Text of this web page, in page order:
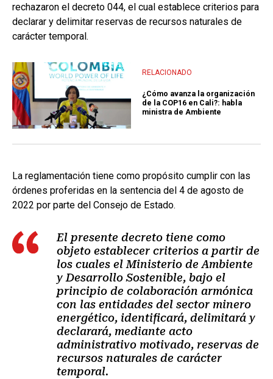
rechazaron el decreto 044, el cual establece criterios para
declarar y delimitar reservas de recursos naturales de
carácter temporal.
RELACIONADO
¿Cómo avanza la organización
de la COP16 en Cali?: habla
ministra de Ambiente
La reglamentación tiene como propósito cumplir con las
órdenes proferidas en la sentencia del 4 de agosto de
2022 por parte del Consejo de Estado.
El presente decreto tiene como
objeto establecer criterios a partir de
los cuales el Ministerio de Ambiente
y Desarrollo Sostenible, bajo el
principio de colaboración armónica
con las entidades del sector minero
energético, identificará, delimitará y
declarará, mediante acto
administrativo motivado, reservas de
recursos naturales de carácter
temporal.